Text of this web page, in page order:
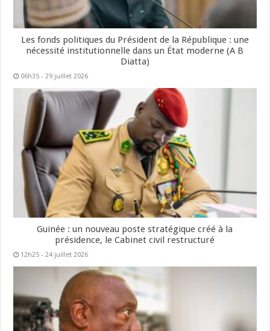
Les fonds politiques du Président de la République : une
nécessité institutionnelle dans un État moderne (A B
Diatta)
06h35 - 29 juillet 2026
Guinée : un nouveau poste stratégique créé à la
présidence, le Cabinet civil restructuré
12h25 - 24 juillet 2026